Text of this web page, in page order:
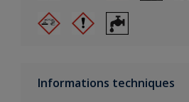
Informations techniques